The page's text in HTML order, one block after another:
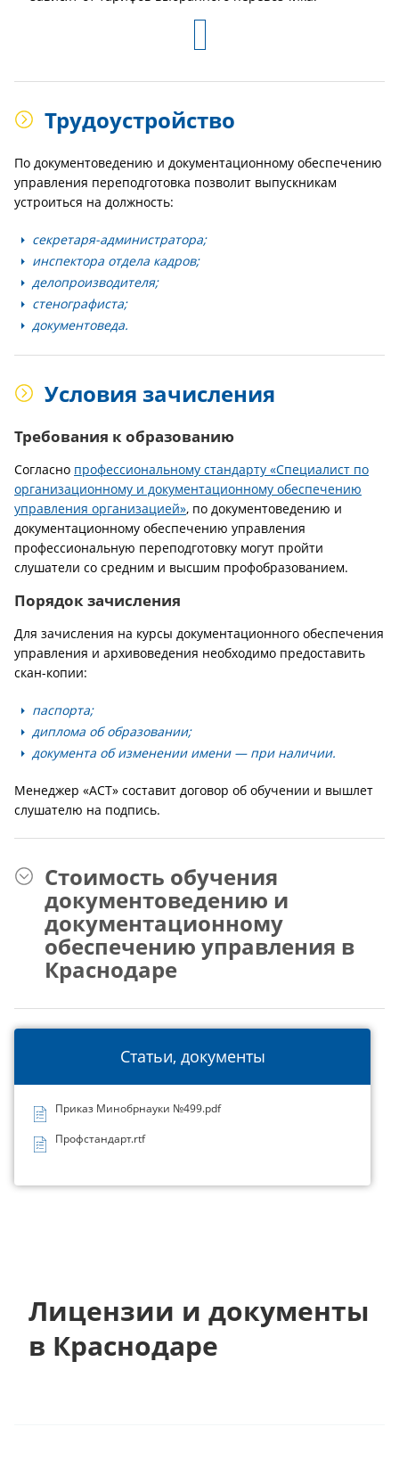
Статьи, документы
Приказ Минобрнауки №499.pdf
Профстандарт.rtf
Трудоустройство
По документоведению и документационному обеспечению
управления переподготовка позволит выпускникам
устроиться на должность:
секретаря-администратора;
инспектора отдела кадров;
делопроизводителя;
стенографиста;
документоведа.
Условия зачисления
Требования к образованию
Согласно профессиональному стандарту «Специалист по
организационному и документационному обеспечению
управления организацией», по документоведению и
документационному обеспечению управления
профессиональную переподготовку могут пройти
слушатели со средним и высшим профобразованием.
Порядок зачисления
Для зачисления на курсы документационного обеспечения
управления и архивоведения необходимо предоставить
скан-копии:
паспорта;
диплома об образовании;
документа об изменении имени — при наличии.
Менеджер «АСТ» составит договор об обучении и вышлет
слушателю на подпись.
Стоимость обучения
документоведению и
документационному
обеспечению управления в
Краснодаре
Лицензии и документы
в Краснодаре